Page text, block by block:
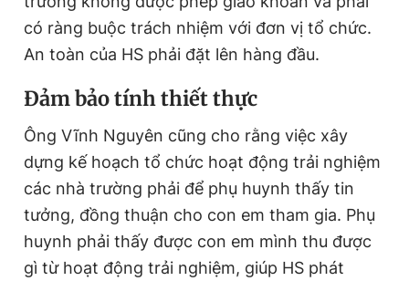
có ràng buộc trách nhiệm với đơn vị tổ chức.
An toàn của HS phải đặt lên hàng đầu.
Đảm bảo tính thiết thực
Ông Vĩnh Nguyên cũng cho rằng việc xây
dựng kế hoạch tổ chức hoạt động trải nghiệm
các nhà trường phải để phụ huynh thấy tin
tưởng, đồng thuận cho con em tham gia. Phụ
huynh phải thấy được con em mình thu được
gì từ hoạt động trải nghiệm, giúp HS phát